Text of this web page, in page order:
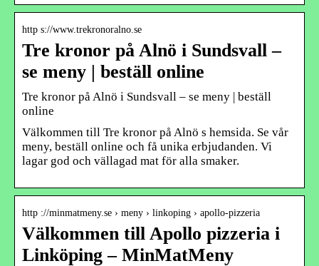
http s://www.trekronoralno.se
Tre kronor på Alnö i Sundsvall –
se meny | beställ online
Tre kronor på Alnö i Sundsvall – se meny | beställ
online
Välkommen till Tre kronor på Alnö s hemsida. Se vår
meny, beställ online och få unika erbjudanden. Vi
lagar god och vällagad mat för alla smaker.
http ://minmatmeny.se › meny › linkoping › apollo-pizzeria
Välkommen till Apollo pizzeria i
Linköping – MinMatMeny